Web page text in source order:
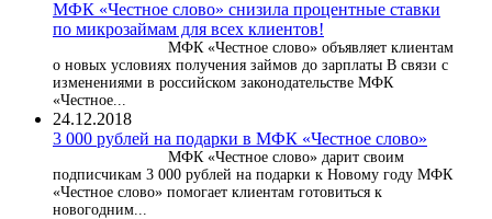
МФК «Честное слово» снизила процентные ставки
по микрозаймам для всех клиентов!
МФК «Честное слово» объявляет клиентам
о новых условиях получения займов до зарплаты В связи с
изменениями в российском законодательстве МФК
«Честное...
24.12.2018
3 000 рублей на подарки в МФК «Честное слово»
МФК «Честное слово» дарит своим
подписчикам 3 000 рублей на подарки к Новому году МФК
«Честное слово» помогает клиентам готовиться к
новогодним...